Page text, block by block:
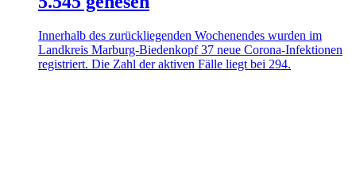
Innerhalb des zurückliegenden Wochenendes wurden im
Landkreis Marburg-Biedenkopf 37 neue Corona-Infektionen
registriert. Die Zahl der aktiven Fälle liegt bei 294.